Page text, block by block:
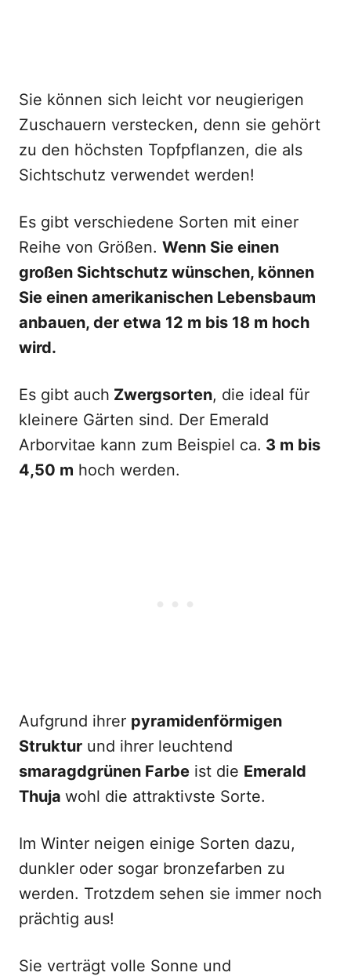
Sie können sich leicht vor neugierigen
Zuschauern verstecken, denn sie gehört
zu den höchsten Topfpflanzen, die als
Sichtschutz verwendet werden!
Es gibt verschiedene Sorten mit einer
Reihe von Größen. Wenn Sie einen
großen Sichtschutz wünschen, können
Sie einen amerikanischen Lebensbaum
anbauen, der etwa 12 m bis 18 m hoch
wird.
Es gibt auch Zwergsorten, die ideal für
kleinere Gärten sind. Der Emerald
Arborvitae kann zum Beispiel ca. 3 m bis
4,50 m hoch werden.
Aufgrund ihrer pyramidenförmigen
Struktur und ihrer leuchtend
smaragdgrünen Farbe ist die Emerald
Thuja wohl die attraktivste Sorte.
Im Winter neigen einige Sorten dazu,
dunkler oder sogar bronzefarben zu
werden. Trotzdem sehen sie immer noch
prächtig aus!
Sie verträgt volle Sonne und